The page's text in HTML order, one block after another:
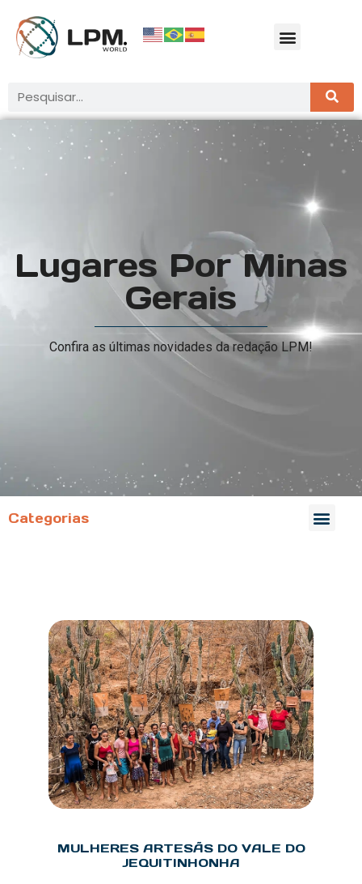
Lugares Por Minas
Gerais
Confira as últimas novidades da redação LPM!
Categorias
MULHERES ARTESÃS DO VALE DO
JEQUITINHONHA